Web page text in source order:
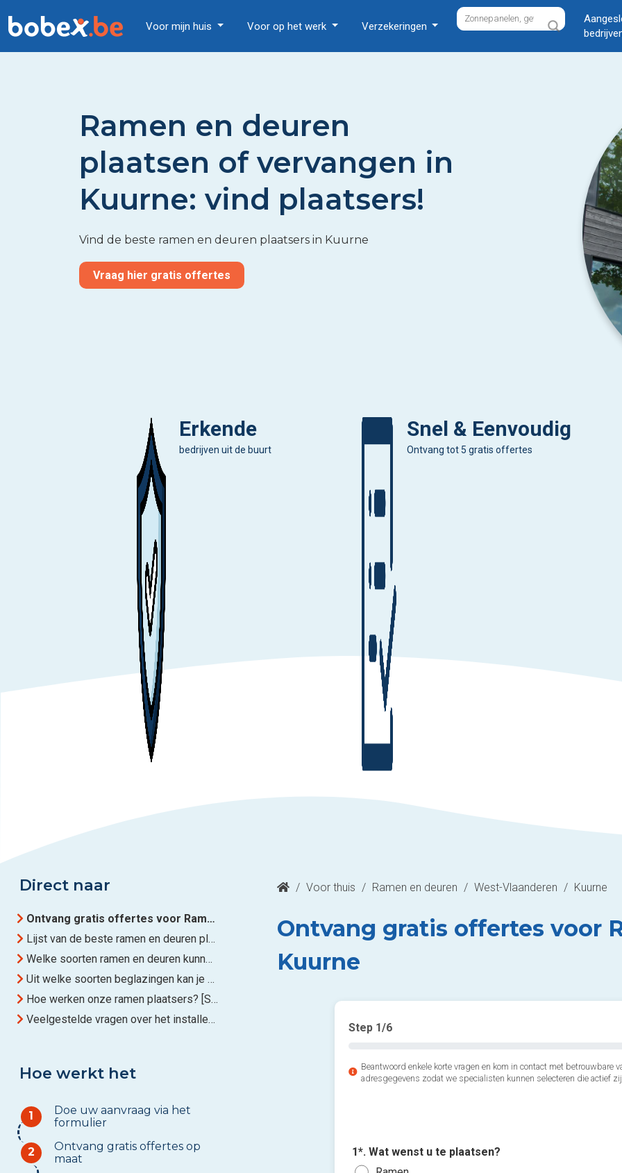
Voor mijn huis Voor op het werk Verzekeringen
Ramen en deuren
plaatsen of vervangen in
Kuurne: vind plaatsers!
Vind de beste ramen en deuren plaatsers in Kuurne
Vraag hier gratis offertes
Erkende
bedrijven uit de buurt
Snel & Eenvoudig
Ontvang tot 5 gratis offertes
Direct naar
Ontvang gratis offertes voor Ramen en deuren uit Kuurne
Lijst van de beste ramen en deuren plaatsers in Kuurne
Welke soorten ramen en deuren kunnen onze partners installeren?
Uit welke soorten beglazingen kan je kiezen?
Hoe werken onze ramen plaatsers? [Stappenplan]
Veelgestelde vragen over het installeren van nieuwe ramen en deuren
Hoe werkt het
1
Doe uw aanvraag via het
formulier
2
Ontvang gratis offertes op
maat
/ Voor thuis / Ramen en deuren / West-Vlaanderen / Kuurne
Ontvang gratis offertes voor
Kuurne
Step 1/6
Beantwoord enkele korte vragen en kom in contact met betrouwbare
adresgegevens zodat we specialisten kunnen selecteren die actief
1*. Wat wenst u te plaatsen?